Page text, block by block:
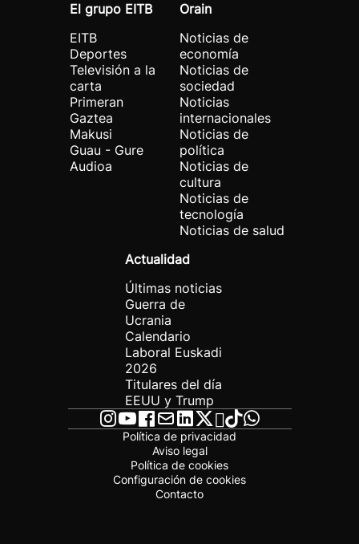
El grupo EITB
EITB
Deportes
Televisión a la
carta
Primeran
Gaztea
Makusi
Guau - Gure
Audioa
Orain
Noticias de
economía
Noticias de
sociedad
Noticias
internacionales
Noticias de
política
Noticias de
cultura
Noticias de
tecnología
Noticias de salud
Actualidad
Últimas noticias
Guerra de
Ucrania
Calendario
Laboral Euskadi
2026
Titulares del día
EEUU y Trump
Política de privacidad
Aviso legal
Política de cookies
Configuración de cookies
Contacto